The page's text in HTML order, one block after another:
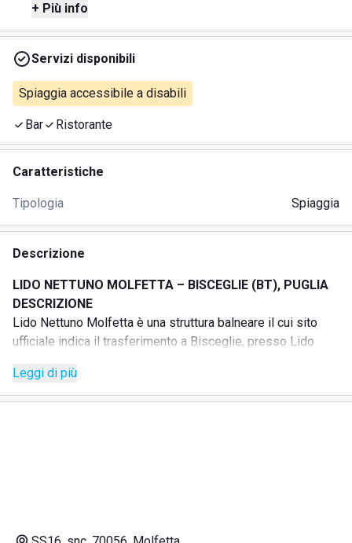
+ Più info
Servizi disponibili
Spiaggia accessibile a disabili
Bar Ristorante
Caratteristiche
Tipologia Spiaggia
Descrizione
LIDO NETTUNO MOLFETTA – BISCEGLIE (BT), PUGLIA
DESCRIZIONE
Lido Nettuno Molfetta è una struttura balneare il cui sito
ufficiale indica il trasferimento a Bisceglie, presso Lido
La struttura è collegata alla precedente realtà di Molfetta e
viene indicata come trasferita nella nuova sede in Via
Leggi di più